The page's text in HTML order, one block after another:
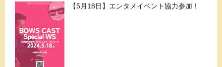
【5月18日】エンタメイベント協力参加！